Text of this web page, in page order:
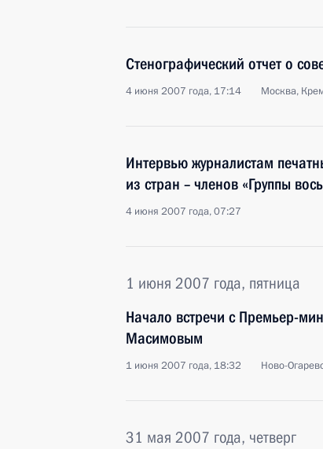
Стенографический отчет о
4 июня 2007 года, 17:14 Москва,
Интервью журналистам
из стран – членов «Группы
4 июня 2007 года, 07:27
1 июня 2007 года, пятница
Начало встречи с Премьер-
Масимовым
1 июня 2007 года, 18:32 Ново-
31 мая 2007 года, четверг